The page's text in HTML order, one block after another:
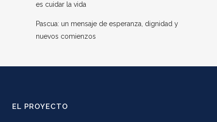
es cuidar la vida
Pascua: un mensaje de esperanza, dignidad y
nuevos comienzos
EL PROYECTO